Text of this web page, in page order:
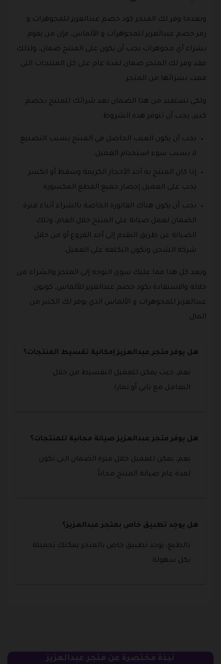
وبعدما وفر لك المتجر كود خصم عبدالعزيز للمجوهرات و
رمز خصم عبدالعزيز للمجوهرات و الألماس، فإن من يقوم
بشراء أي مجوهرات يجب أن يكون على المنتج ضمان، ولذلك
فقد وفر لك المتجر ضمان لمدة عام على كل المنتجات التى
قمت بشرائها من المتجر.
ولكى تستفيد من هذا الضمان بعد شرائك للمنتج بخصم
كبير، يجب أن تتوفر هذه الشروط:
يجب أن يكون العيب الحاصل في المنتج بسبب التصنيع
لا بسبب سوء استخدام العميل.
إذا كان المنتج به أحد الأحجار الكريمة وسقط أو انكسر
يجب على العميل إحضار جميع القطع المكسورة.
يجب أن يكون هناك الفاتورة الخاصة بالشراء أثناء فترة
الضمان لعمل صيانة على المنتج خلال العام، وتلك
الصيانة عن طريق التقدم إلى أحد الفروع أو من خلال
شركة الشحن وتكون التكلفة على العميل.
وبعد كل هذا فما عليك سوى التوجه إلى المتجر والشراء من
خلاله والاستفادة بكود خصم عبدالعزيز للألماس، كوبون
عبدالعزيز للمجوهرات و الألماس الذي يوفر لك الكثير من
المال.
هل يوفر متجر عبدالعزيز إمكانية تقسيط المنتجات؟
نعم، حيث يمكن للعميل التقسيط من خلال
التعامل مع تابي أو تمارا.
هل يوفر متجر عبدالعزيز صيانة مجانية للمنتجات؟
نعم، يمكن للعميل خلال فترة الضمان التى تكون
لمدة عام صيانة المنتج مجاناً.
هل يوجد تطبيق خاص بمتجر عبدالعزيز؟
بالطبع، يوجد تطبيق خاص بالمتجر يمكنك تحميلة
بكل سهولة.
نبذة مختصرة عن متجر عبدالعزيز